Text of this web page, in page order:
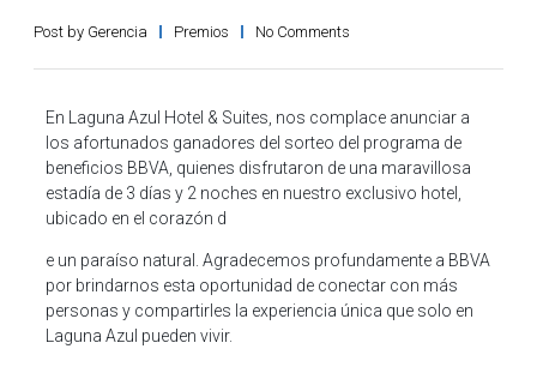
Post by Gerencia Premios No Comments
En Laguna Azul Hotel & Suites, nos complace anunciar a
los afortunados ganadores del sorteo del programa de
beneficios BBVA, quienes disfrutaron de una maravillosa
estadía de 3 días y 2 noches en nuestro exclusivo hotel,
ubicado en el corazón d
e un paraíso natural. Agradecemos profundamente a BBVA
por brindarnos esta oportunidad de conectar con más
personas y compartirles la experiencia única que solo en
Laguna Azul pueden vivir.